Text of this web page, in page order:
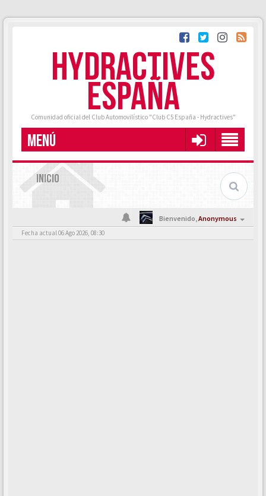
HYDRACTIVES
ESPAÑA
Comunidad oficial del Club Automovilístico "Club C5 España - Hydractives"
MENÚ
INICIO
Bienvenido,Anonymous
Fecha actual 06 Ago 2026, 08:30